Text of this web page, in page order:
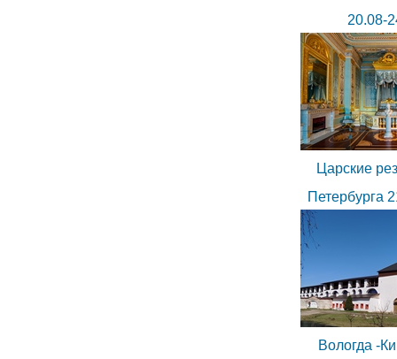
20.08-
Царские
Петербурга
Вологда -